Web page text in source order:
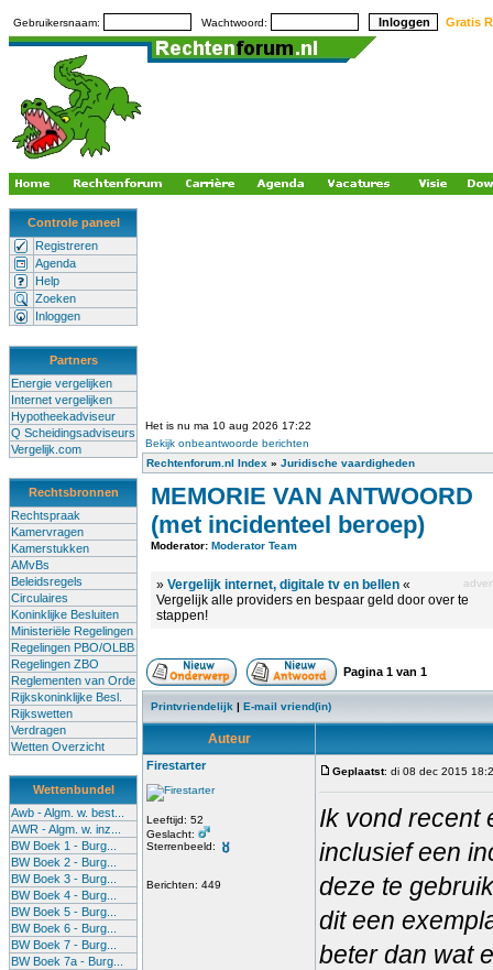
Gebruikersnaam: Wachtwoord: Gratis
Controle paneel
Registreren
Agenda
Help
Zoeken
Inloggen
Partners
Energie vergelijken
Internet vergelijken
Hypotheekadviseur
Q Scheidingsadviseurs
Vergelijk.com
Rechtsbronnen
Rechtspraak
Kamervragen
Kamerstukken
AMvBs
Beleidsregels
Circulaires
Koninklijke Besluiten
Ministeriële Regelingen
Regelingen PBO/OLBB
Regelingen ZBO
Reglementen van Orde
Rijkskoninklijke Besl.
Rijkswetten
Verdragen
Wetten Overzicht
Wettenbundel
Awb - Algm. w. best...
AWR - Algm. w. inz...
BW Boek 1 - Burg...
BW Boek 2 - Burg...
BW Boek 3 - Burg...
BW Boek 4 - Burg...
BW Boek 5 - Burg...
BW Boek 6 - Burg...
BW Boek 7 - Burg...
BW Boek 7a - Burg...
Het is nu ma 10 aug 2026 17:22
Bekijk onbeantwoorde berichten
Rechtenforum.nl Index » Juridische vaardigheden
MEMORIE VAN ANTWOORD
(met incidenteel beroep)
Moderator: Moderator Team
» Vergelijk internet, digitale tv en bellen «
Vergelijk alle providers en bespaar geld door over te
stappen!
Pagina 1 van 1
Printvriendelijk | E-mail vriend(in)
Auteur
Firestarter
Leeftijd: 52
Geslacht:
Sterrenbeeld:
Berichten: 449
Geplaatst: di 08 dec 2015
Ik vond recent
inclusief een
deze te
dit een
beter dan wat